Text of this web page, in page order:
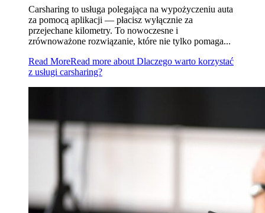
Carsharing to usługa polegająca na wypożyczeniu auta
za pomocą aplikacji — płacisz wyłącznie za
przejechane kilometry. To nowoczesne i
zrównoważone rozwiązanie, które nie tylko pomaga...
Read MoreRead more about Dlaczego warto korzystać
z usługi carsharing?